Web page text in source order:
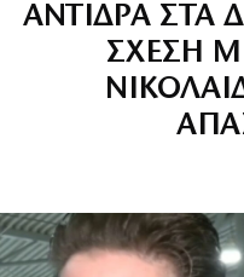
ΑΝΤΙΔΡΑ ΣΤΑ
ΣΧΕΣΗ